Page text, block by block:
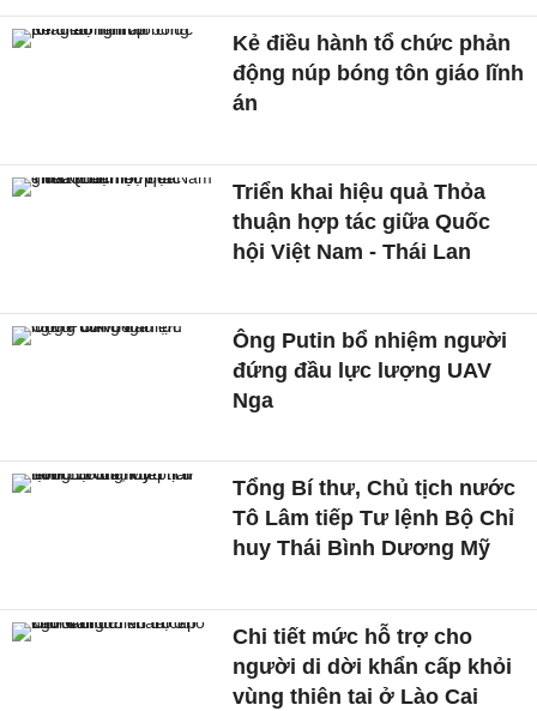
Kẻ điều hành tổ chức phản
động núp bóng tôn giáo lĩnh
án
Triển khai hiệu quả Thỏa
thuận hợp tác giữa Quốc
hội Việt Nam - Thái Lan
Ông Putin bổ nhiệm người
đứng đầu lực lượng UAV
Nga
Tổng Bí thư, Chủ tịch nước
Tô Lâm tiếp Tư lệnh Bộ Chỉ
huy Thái Bình Dương Mỹ
Chi tiết mức hỗ trợ cho
người di dời khẩn cấp khỏi
vùng thiên tai ở Lào Cai